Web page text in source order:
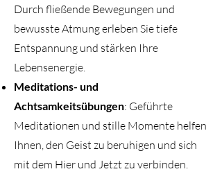
Durch fließende Bewegungen und
bewusste Atmung erleben Sie tiefe
Entspannung und stärken Ihre
Lebensenergie.
Meditations- und
Achtsamkeitsübungen: Geführte
Meditationen und stille Momente helfen
Ihnen, den Geist zu beruhigen und sich
mit dem Hier und Jetzt zu verbinden.